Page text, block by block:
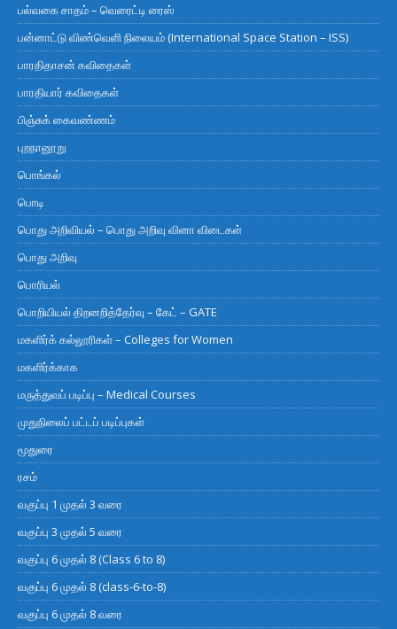
பல்வகை சாதம் – வெரைட்டி ரைஸ்
பன்னாட்டு விண்வெளி நிலையம் (International Space Station – ISS)
பாரதிதாசன் கவிதைகள்
பாரதியார் கவிதைகள்
பிஞ்சுக் கைவண்ணம்
புறநானூறு
பொங்கல்
பொடி
பொது அறிவியல் – பொது அறிவு வினா விடைகள்
பொது அறிவு
பொரியல்
பொறியியல் திறனறித்தேர்வு – கேட் – GATE
மகளிர்க் கல்லூரிகள் – Colleges for Women
மகளிர்க்காக
மருத்துவப் படிப்பு – Medical Courses
முதுநிலைப் பட்டப் படிப்புகள்
மூதுரை
ரசம்
வகுப்பு 1 முதல் 3 வரை
வகுப்பு 3 முதல் 5 வரை
வகுப்பு 6 முதல் 8 (Class 6 to 8)
வகுப்பு 6 முதல் 8 (class-6-to-8)
வகுப்பு 6 முதல் 8 வரை